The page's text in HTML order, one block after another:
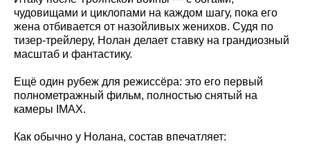
чудовищами и циклопами на каждом шагу, пока его
жена отбивается от назойливых женихов. Судя по
тизер-трейлеру, Нолан делает ставку на грандиозный
масштаб и фантастику.
Ещё один рубеж для режиссёра: это его первый
полнометражный фильм, полностью снятый на
камеры IMAX.
Как обычно у Нолана, состав впечатляет: